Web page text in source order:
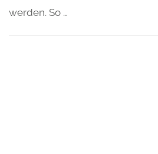
werden. So …